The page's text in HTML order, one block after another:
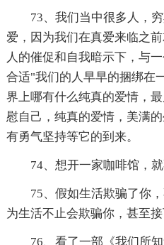
73、我们当中很多人，
爱，因为我们在真爱来临之
人的催促和自我暗示下，与
合适"我们的人早早的捆绑在
界上哪有什么纯真的爱情，
慰自己，纯真的爱情，美满
有勇气坚持等它的到来。
74、想开一家咖啡馆，
75、假如生活欺骗了你
为生活不止会欺骗你，甚至接
76、看了一部《我们所